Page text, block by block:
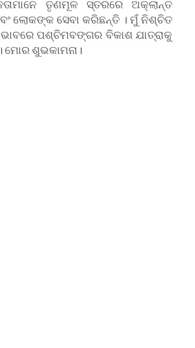
ତୃଣମୂଳ ସ୍ତରରେ ଅକ୍ଲାନ୍ତ
ଲୋକଙ୍କ ସେବା କରିଛନ୍ତି । ମୁଁ ନିଶ୍ଚିତ
ଭାବରେ ପଶ୍ଚିମବଙ୍ଗର ବିକାଶ ଯାତ୍ରାକୁ
ଶୁଭକାମନା।